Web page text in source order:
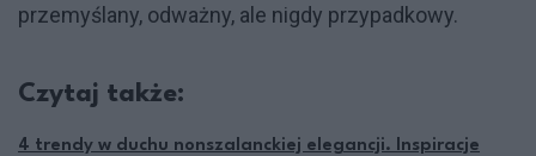
przemyślany, odważny, ale nigdy przypadkowy.
Czytaj także:
4 trendy w duchu nonszalanckiej elegancji. Inspiracje